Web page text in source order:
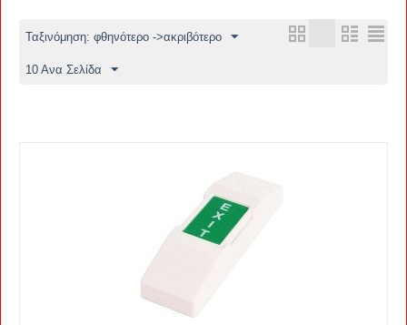
Ταξινόμηση: φθηνότερο ->ακριβότερο
10 Ανα Σελίδα